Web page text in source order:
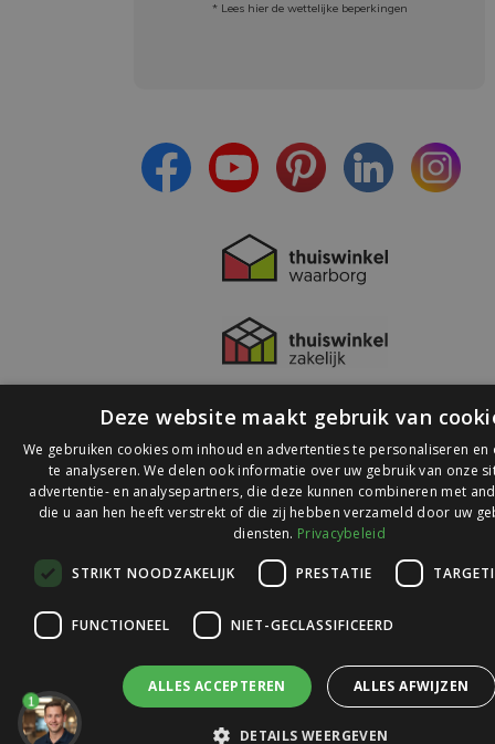
* Lees hier de wettelijke beperkingen
© 2026 Ledlichtdiscounter.nl
op
Webwinkelkeur
1
Deze website maakt gebruik van
We gebruiken cookies om inhoud en advertenties te personaliseren en
te analyseren. We delen ook informatie over uw gebruik van onze
advertentie- en analysepartners, die deze kunnen combineren met
die u aan hen heeft verstrekt of die zij hebben verzameld door uw
diensten. Privacybeleid
STRIKT NOODZAKELIJK PRESTATIE
FUNCTIONEEL NIET-GECLASSIFICEERD
ALLES ACCEPTEREN ALLES AFWIJZEN
DETAILS WEERGEVEN